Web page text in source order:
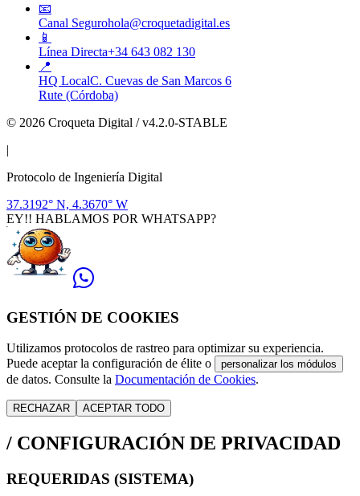
📧
Canal Segurohola@croquetadigital.es
📱
Línea Directa+34 643 082 130
📍
HQ LocalC. Cuevas de San Marcos 6
Rute (Córdoba)
© 2026 Croqueta Digital / v4.2.0-STABLE
|
Protocolo de Ingeniería Digital
37.3192° N, 4.3670° W
EY!! HABLAMOS POR WHATSAPP?
GESTIÓN DE COOKIES
Utilizamos protocolos de rastreo para optimizar su experiencia.
Puede aceptar la configuración de élite o
personalizar los módulos
de datos. Consulte la Documentación de Cookies.
RECHAZAR ACEPTAR TODO
/ CONFIGURACIÓN DE PRIVACIDAD
REQUERIDAS (SISTEMA)